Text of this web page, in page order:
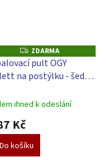
Z
D
A
R
M
ZDARMA
pult OGY
na postýlku - šedý -
- zelený
ihned k odeslání
Kč
Do košíku